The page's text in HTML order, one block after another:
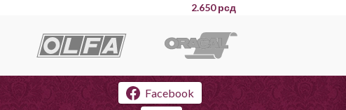
2.650рсд
Facebook